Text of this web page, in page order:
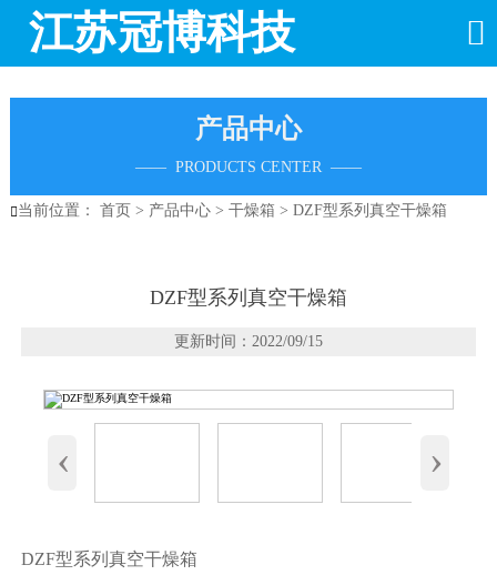
江苏冠博科技 
产品中心
—— PRODUCTS CENTER ——
当前位置： 首页 > 产品中心> 干燥箱 > DZF型系列真空干燥箱
DZF型系列真空干燥箱
更新时间：2022/09/15
‹ ›
DZF型系列真空干燥箱